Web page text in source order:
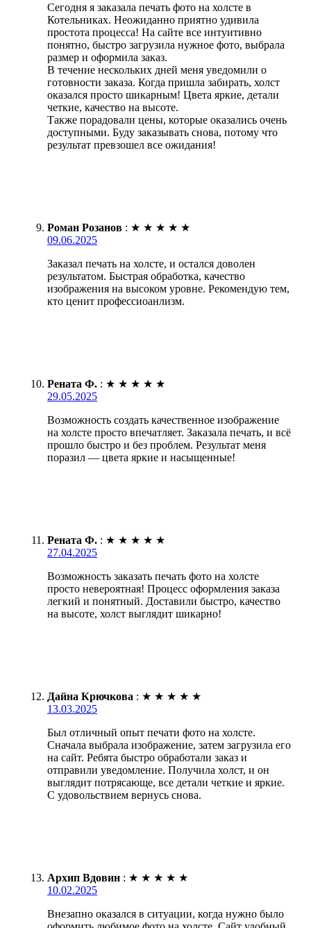
Сегодня я заказала печать фото на холсте в
Котельниках. Неожиданно приятно удивила
простота процесса! На сайте все интуитивно
понятно, быстро загрузила нужное фото, выбрала
размер и оформила заказ.
В течение нескольких дней меня уведомили о
готовности заказа. Когда пришла забирать, холст
оказался просто шикарным! Цвета яркие, детали
четкие, качество на высоте.
Также порадовали цены, которые оказались очень
доступными. Буду заказывать снова, потому что
результат превзошел все ожидания!
Роман Розанов : ★ ★ ★ ★ ★
09.06.2025
Заказал печать на холсте, и остался доволен
результатом. Быстрая обработка, качество
изображения на высоком уровне. Рекомендую тем,
кто ценит профессиоанлизм.
Рената Ф. : ★ ★ ★ ★ ★
29.05.2025
Возможность создать качественное изображение
на холсте просто впечатляет. Заказала печать, и всё
прошло быстро и без проблем. Результат меня
поразил — цвета яркие и насыщенные!
Рената Ф. : ★ ★ ★ ★ ★
27.04.2025
Возможность заказать печать фото на холсте
просто невероятная! Процесс оформления заказа
легкий и понятный. Доставили быстро, качество
на высоте, холст выглядит шикарно!
Дайна Крючкова : ★ ★ ★ ★ ★
13.03.2025
Был отличный опыт печати фото на холсте.
Сначала выбрала изображение, затем загрузила его
на сайт. Ребята быстро обработали заказ и
отправили уведомление. Получила холст, и он
выглядит потрясающе, все детали четкие и яркие.
С удовольствием вернусь снова.
Архип Вдовин : ★ ★ ★ ★ ★
10.02.2025
Внезапно оказался в ситуации, когда нужно было